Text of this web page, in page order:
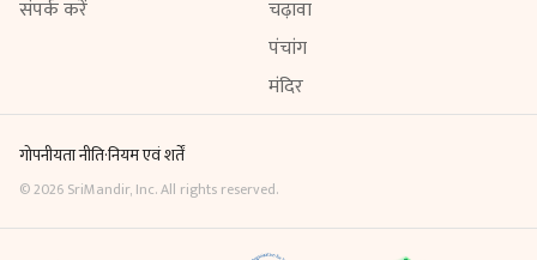
संपर्क करें
चढ़ावा
पंचांग
मंदिर
गोपनीयता नीति·नियम एवं शर्तें
©2026 SriMandir, Inc. All rights reserved.